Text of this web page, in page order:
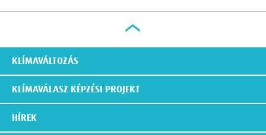
KLÍMAVÁLTOZÁS
KLÍMAVÁLASZ KÉPZÉSI PROJEKT
HÍREK